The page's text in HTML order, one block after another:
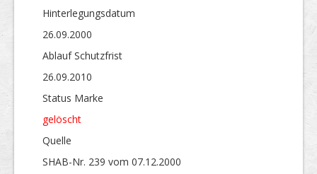
Hinterlegungs­datum
26.09.2000
Ablauf Schutzfrist
26.09.2010
Status Marke
gelöscht
Quelle
SHAB-Nr. 239 vom 07.12.2000